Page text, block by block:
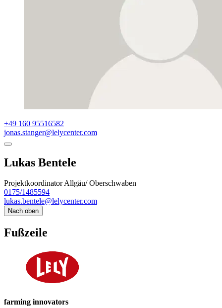
+49 160 95516582
jonas.stanger@lelycenter.com
Lukas Bentele
Projektkoordinator Allgäu/ Oberschwaben
0175/1485594
lukas.bentele@lelycenter.com
Nach oben
Fußzeile
farming innovators